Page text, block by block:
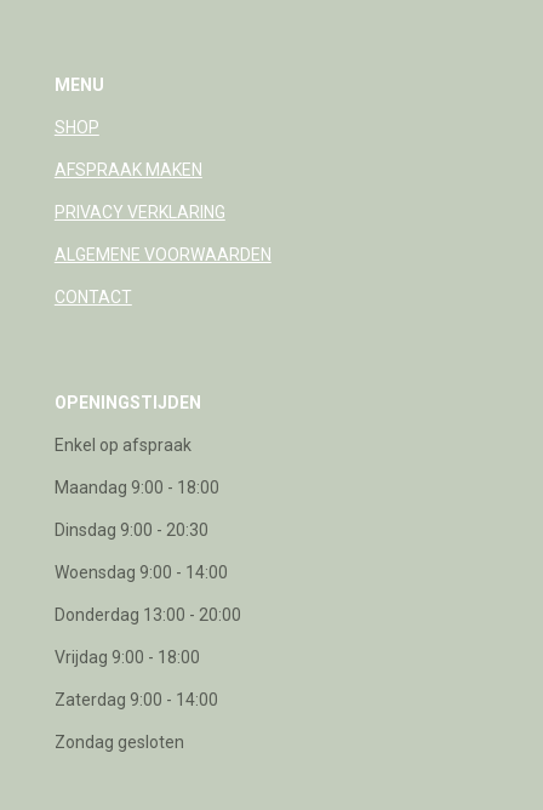
MENU
SHOP
AFSPRAAK MAKEN
PRIVACY VERKLARING
ALGEMENE VOORWAARDEN
CONTACT
OPENINGSTIJDEN
Enkel op afspraak
Maandag 9:00 - 18:00
Dinsdag 9:00 - 20:30
Woensdag 9:00 - 14:00
Donderdag 13:00 - 20:00
Vrijdag 9:00 - 18:00
Zaterdag 9:00 - 14:00
Zondag gesloten